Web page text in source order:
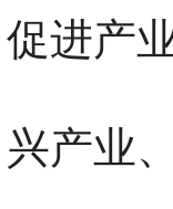
进产
业、